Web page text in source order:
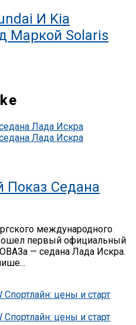
И Kia
Маркой Solaris
Показ Седана
международного
первый официальный
— седана Лада Искра.